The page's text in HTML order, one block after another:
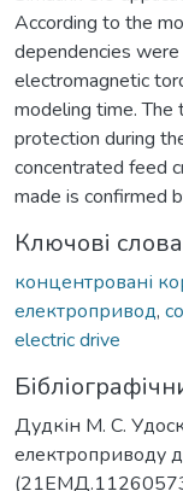
According to the
dependencies
electromagnetic
modeling time. The
protection during
concentrated feed
made is confirmed
Ключові слова
концентровані
електропривод,
electric drive
Дудкін М. С.
електроприводу